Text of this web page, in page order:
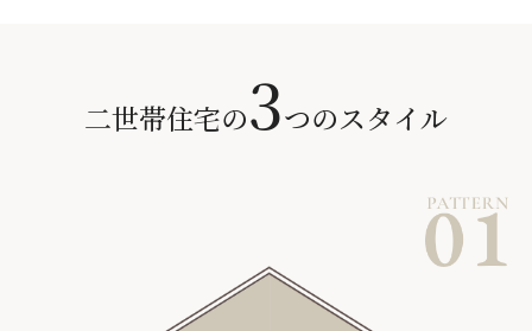
二世帯住宅の3つのスタイル